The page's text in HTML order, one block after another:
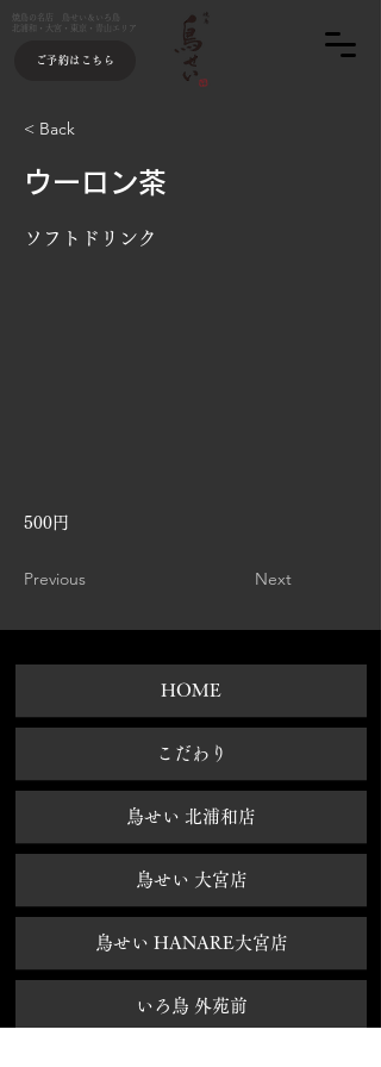
焼鳥の名店 鳥せい＆いろ鳥
北浦和・大宮・東京・青山エリア
ご予約はこちら
< Back
ウーロン茶
ソフトドリンク
500円
Previous Next
HOME
​こだわり
鳥せい 北浦和店
鳥せい 大宮店
鳥せい HANARE大宮店
いろ鳥 外苑前